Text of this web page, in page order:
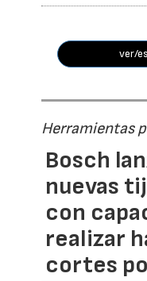
ver/
Herramientas
Bosch
nuevas
con
realizar
cortes